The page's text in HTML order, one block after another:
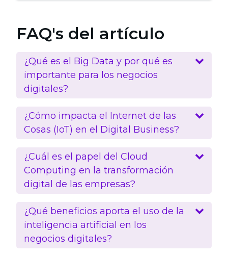
FAQ's del artículo
¿Qué es el Big Data y por qué es
importante para los negocios
digitales?
¿Cómo impacta el Internet de las
Cosas (IoT) en el Digital Business?
¿Cuál es el papel del Cloud
Computing en la transformación
digital de las empresas?
¿Qué beneficios aporta el uso de la
inteligencia artificial en los
negocios digitales?